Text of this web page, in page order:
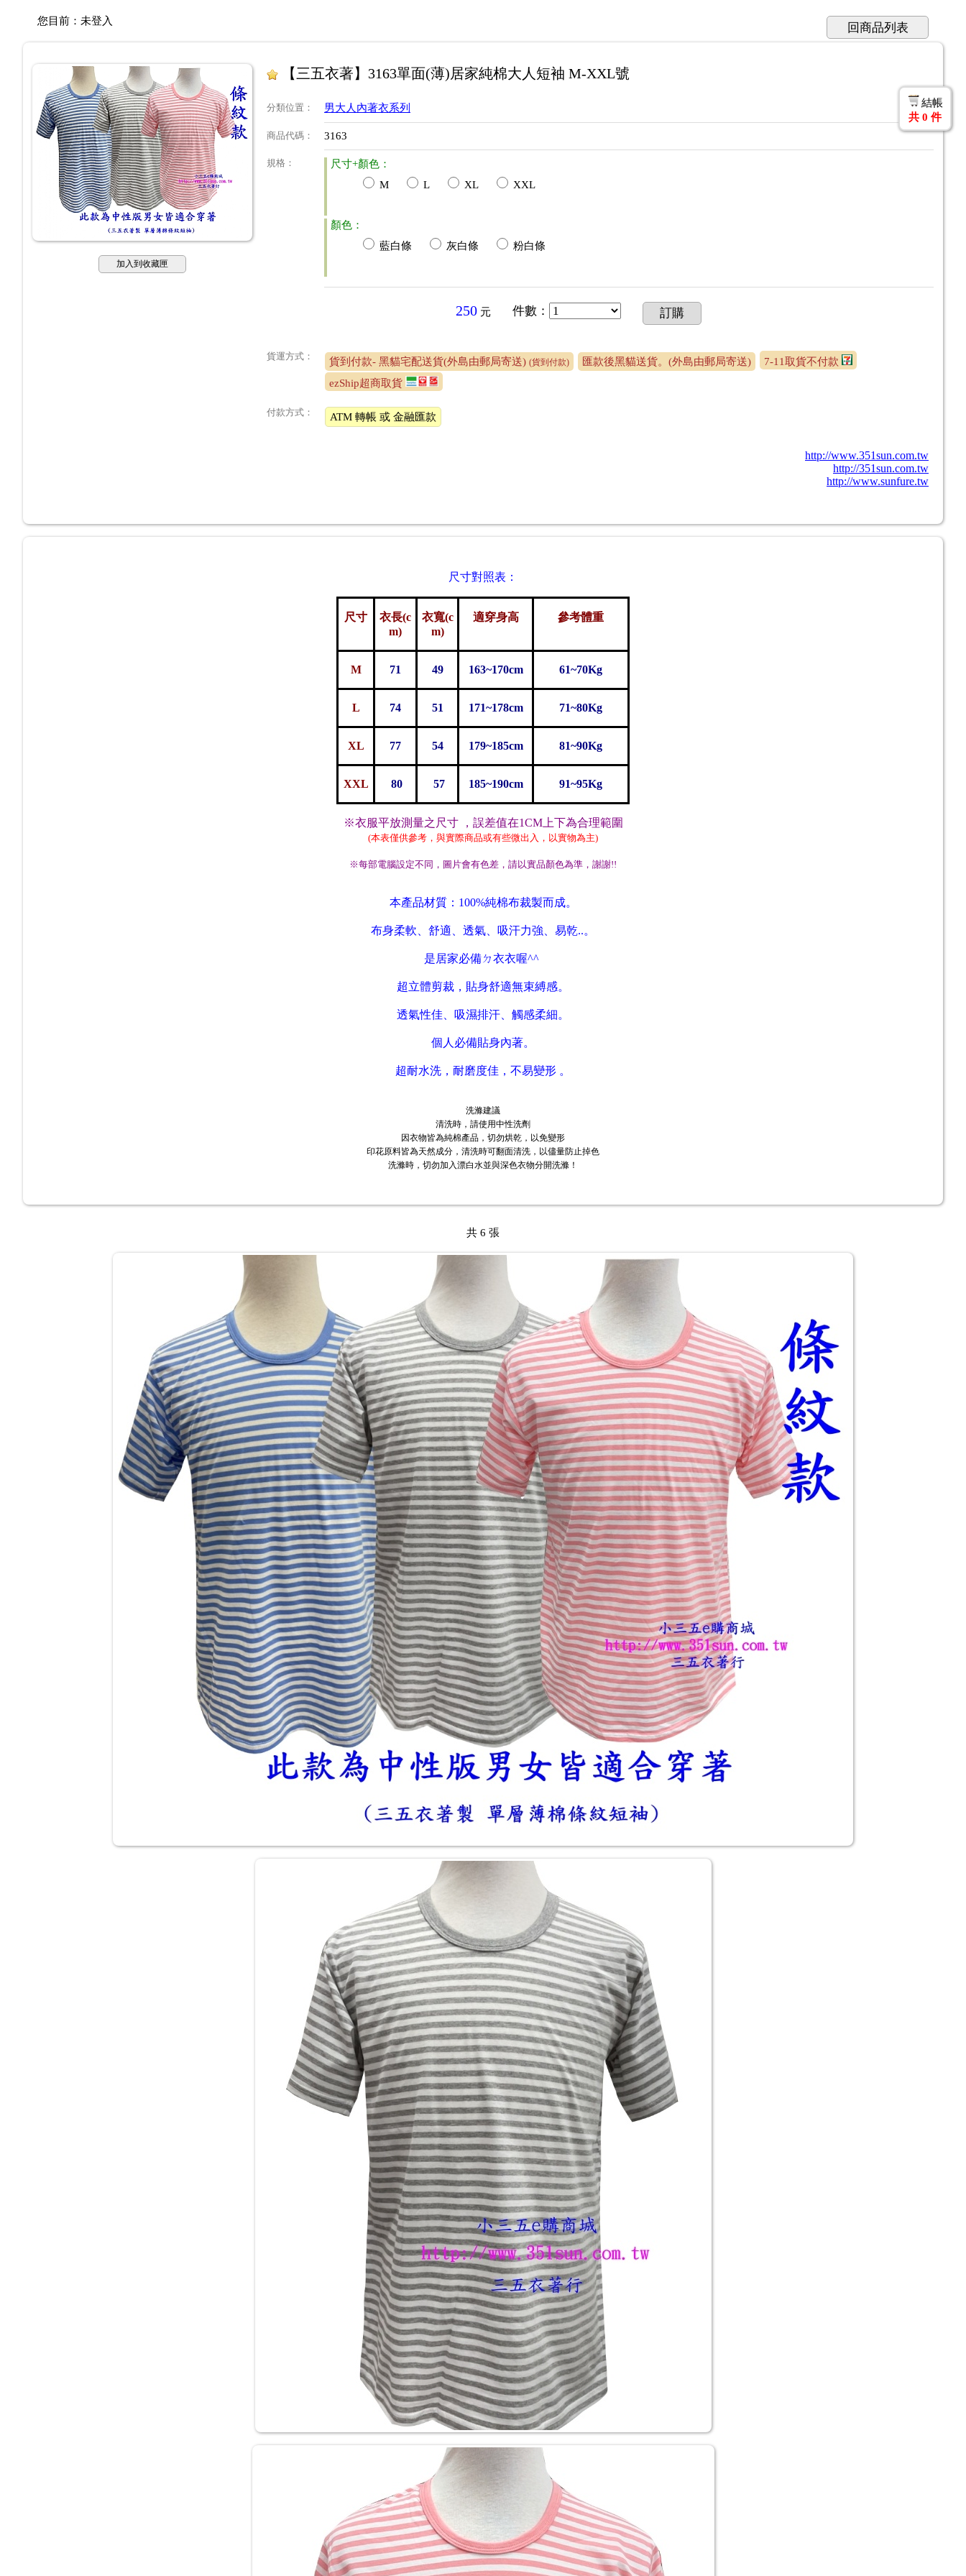
您目前： 未登入 回商品列表
加入到收藏匣
【三五衣著】3163單面(薄)居家純棉大人短袖 M-XXL號
分類位置 ： 男大人內著衣系列
商品代碼 ： 3163
規格 ：
尺寸+顏色：
M
L XL XXL
顏色：
藍白條
灰白條 粉白條
250 元 件數 ： 訂購
貨運方式： 貨到付款- 黑貓宅配送貨(外島由郵局寄送) (貨到付款) 匯款後黑貓送貨。(外島由郵局寄送)
7-11取貨不付款
ezShip超商取貨
付款方式： ATM 轉帳 或 金融匯款
http://www.351sun.com.tw
http://351sun.com.tw
http://www.sunfure.tw
結帳
共 0 件
尺寸對照表：
尺寸
衣長(c
m)
衣寬(c
m)
適穿身高 參考體重
M 71 49 163~170cm 61~70Kg
L 74 51 171~178cm 71~80Kg
XL 77 54 179~185cm 81~90Kg
XXL 80 57 185~190cm 91~95Kg
※衣服平放測量之尺寸 ，誤差值在1CM上下為合理範圍
(本表僅供參考，與實際商品或有些微出入，以實物為主)
※每部電腦設定不同，圖片會有色差，請以實品顏色為準，謝謝!!
本產品材質：100%純棉布裁製而成。
布身柔軟、舒適、透氣、吸汗力強、易乾..。
是居家必備ㄉ衣衣喔^^
超立體剪裁，貼身舒適無束縛感。
透氣性佳、吸濕排汗、觸感柔細。
個人必備貼身內著。
超耐水洗，耐磨度佳，不易變形 。
洗滌建議
清洗時，請使用中性洗劑
因衣物皆為純棉產品，切勿烘乾，以免變形
印花原料皆為天然成分，清洗時可翻面清洗，以儘量防止掉色
洗滌時，切勿加入漂白水並與深色衣物分開洗滌！
共 6 張